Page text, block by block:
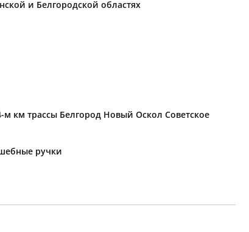
и Белгородской областях
м км трассы Белгород Новый Оскол Советское
ручки